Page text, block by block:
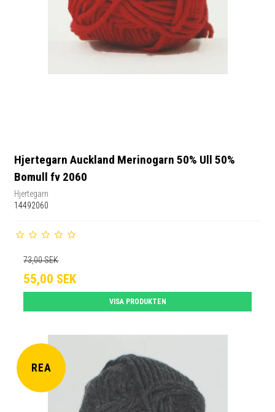
Hjertegarn Auckland Merinogarn 50% Ull 50%
Bomull fv 2060
Hjertegarn
14492060
73,00 SEK
55,00 SEK
VISA PRODUKTEN
REA